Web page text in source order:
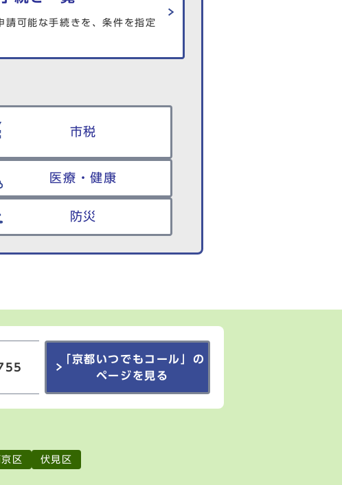
請可能な手続きを、条件を指定
市税
医療・健康
防災
「京都いつでもコール」の
ページを見る
京区 伏見区